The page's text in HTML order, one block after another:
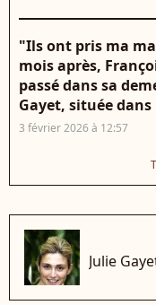
"Ils ont pris ma
mois après,
passé dans sa
Gayet, située
3 février 2026 à 12:57
Julie